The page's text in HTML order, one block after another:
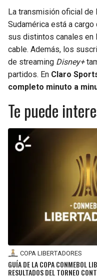
La transmisión oficial de
Sudamérica está a cargo
sus distintos canales
cable. Además, los
de streaming Disney+
partidos. En Claro
completo minuto a
Te puede
COPA LIBERTADORES
GUÍA DE LA COPA CONMEBOL
RESULTADOS DEL TORNEO